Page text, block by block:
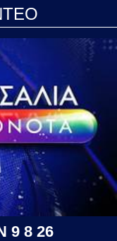
9 8 26